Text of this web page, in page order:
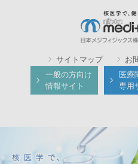
サイトマップ お
一般の方向け
情報サイト
医療
専用